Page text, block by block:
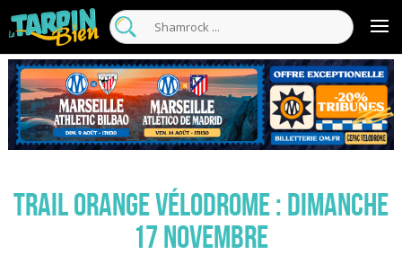
Trail Orange Vélodrome : dimanche
17 novembre